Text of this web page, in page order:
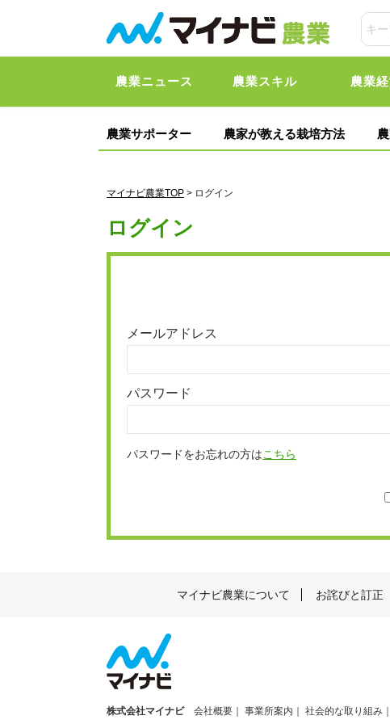
農業ニュース 農業スキル 農業
農業サポーター 農家が教える栽培方法
マイナビ農業TOP > ログイン
ログイン
メールアドレス
パスワード
パスワードをお忘れの方はこちら
マイナビ農業について お詫びと訂正
株式会社マイナビ 会社概要 事業所案内 社会的な取り組み